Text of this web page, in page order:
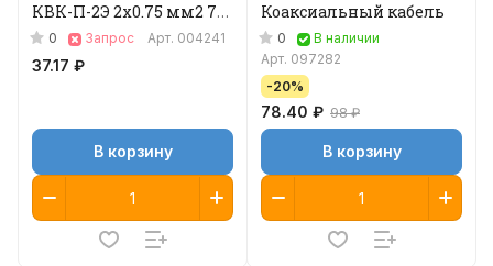
КВК-П-2Э 2x0.75 мм2 75
Ом, плоский, outdoor, с
тросом, 200 м 04-008
0 Запрос Арт. 004241
37.17 ₽
В корзину
Коаксиальный кабель
0
В наличии
Арт. 097282
-20%
78.40 ₽ 98 ₽
В корзину